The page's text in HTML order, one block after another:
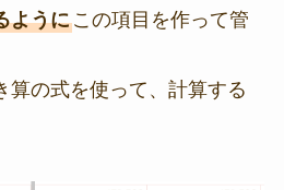
ようにこの項目を作って管
算の式を使って、計算する